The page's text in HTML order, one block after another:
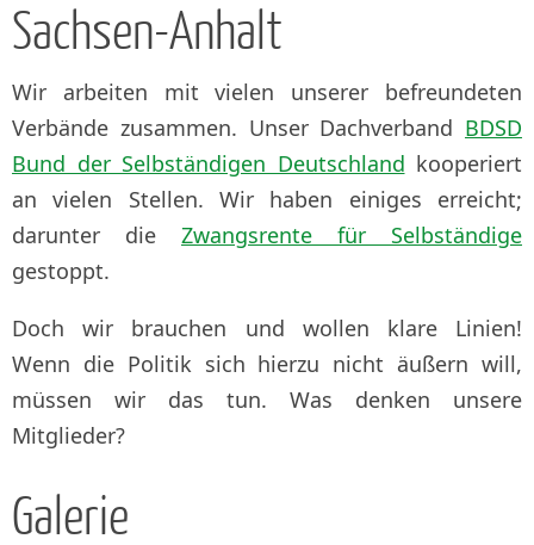
Sachsen-Anhalt
Wir arbeiten mit vielen unserer befreundeten
Verbände zusammen. Unser Dachverband BDSD
Bund der Selbständigen Deutschland kooperiert
an vielen Stellen. Wir haben einiges erreicht;
darunter die Zwangsrente für Selbständige
gestoppt.
Doch wir brauchen und wollen klare Linien!
Wenn die Politik sich hierzu nicht äußern will,
müssen wir das tun. Was denken unsere
Mitglieder?
Galerie